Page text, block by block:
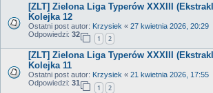
[ZLT] Zielona Liga Typerów XXXIII
Kolejka 12
Ostatni post autor: Krzysiek « 27 kwietnia 2026, 20:29
Odpowiedzi: 32
1 2
[ZLT] Zielona Liga Typerów XXXIII
Kolejka 11
Ostatni post autor: Krzysiek « 21 kwietnia 2026, 17:55
Odpowiedzi: 31
1 2